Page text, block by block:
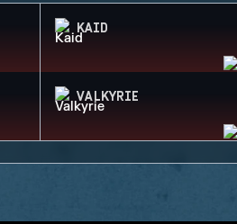
KAID
VALKYRIE